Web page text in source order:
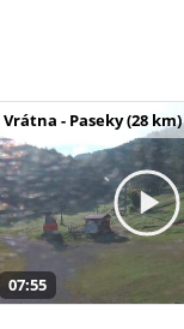
Vrátna - Paseky (28 km)
07:55